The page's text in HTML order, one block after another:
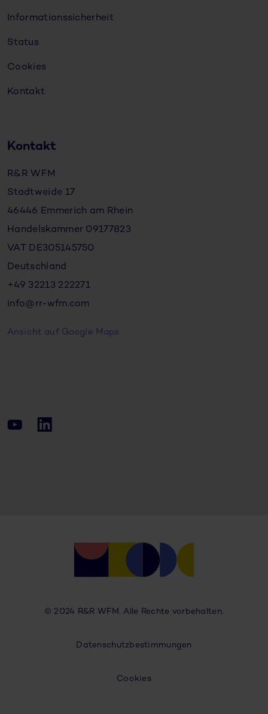
Informationssicherheit
Status
Cookies
Kontakt
Kontakt
R&R WFM
Stadtweide 17
46446 Emmerich am Rhein
Handelskammer 09177823
VAT DE305145750
Deutschland
+49 32213 222271
info@rr-wfm.com
Ansicht auf Google Maps
© 2024 R&R WFM. Alle Rechte vorbehalten.
Datenschutzbestimmungen
Cookies